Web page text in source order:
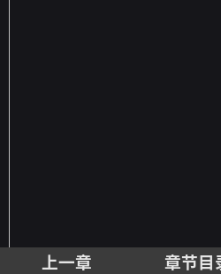
上一章 章节目